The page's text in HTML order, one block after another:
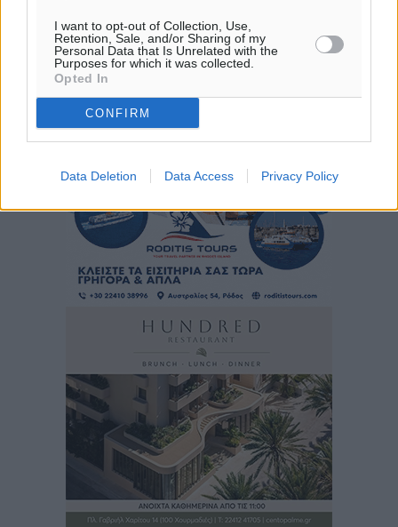
I want to opt-out of Collection, Use,
Retention, Sale, and/or Sharing of my
Personal Data that Is Unrelated with the
Purposes for which it was collected.
Opted In
CONFIRM
Data Deletion Data Access Privacy Policy